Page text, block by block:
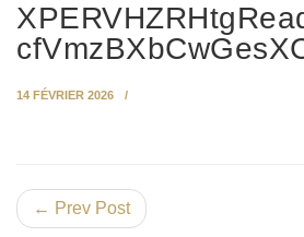
14 FÉVRIER 2026
← Prev Post